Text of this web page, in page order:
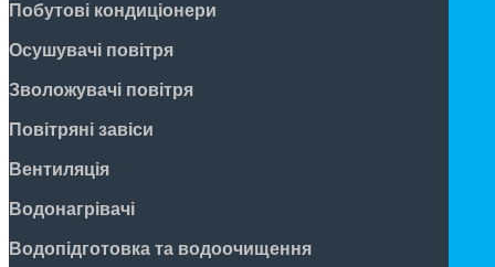
Побутові кондиціонери
Осушувачі повітря
Зволожувачі повітря
Повітряні завіси
Вентиляція
Водонагрівачі
Водопідготовка та водоочищення